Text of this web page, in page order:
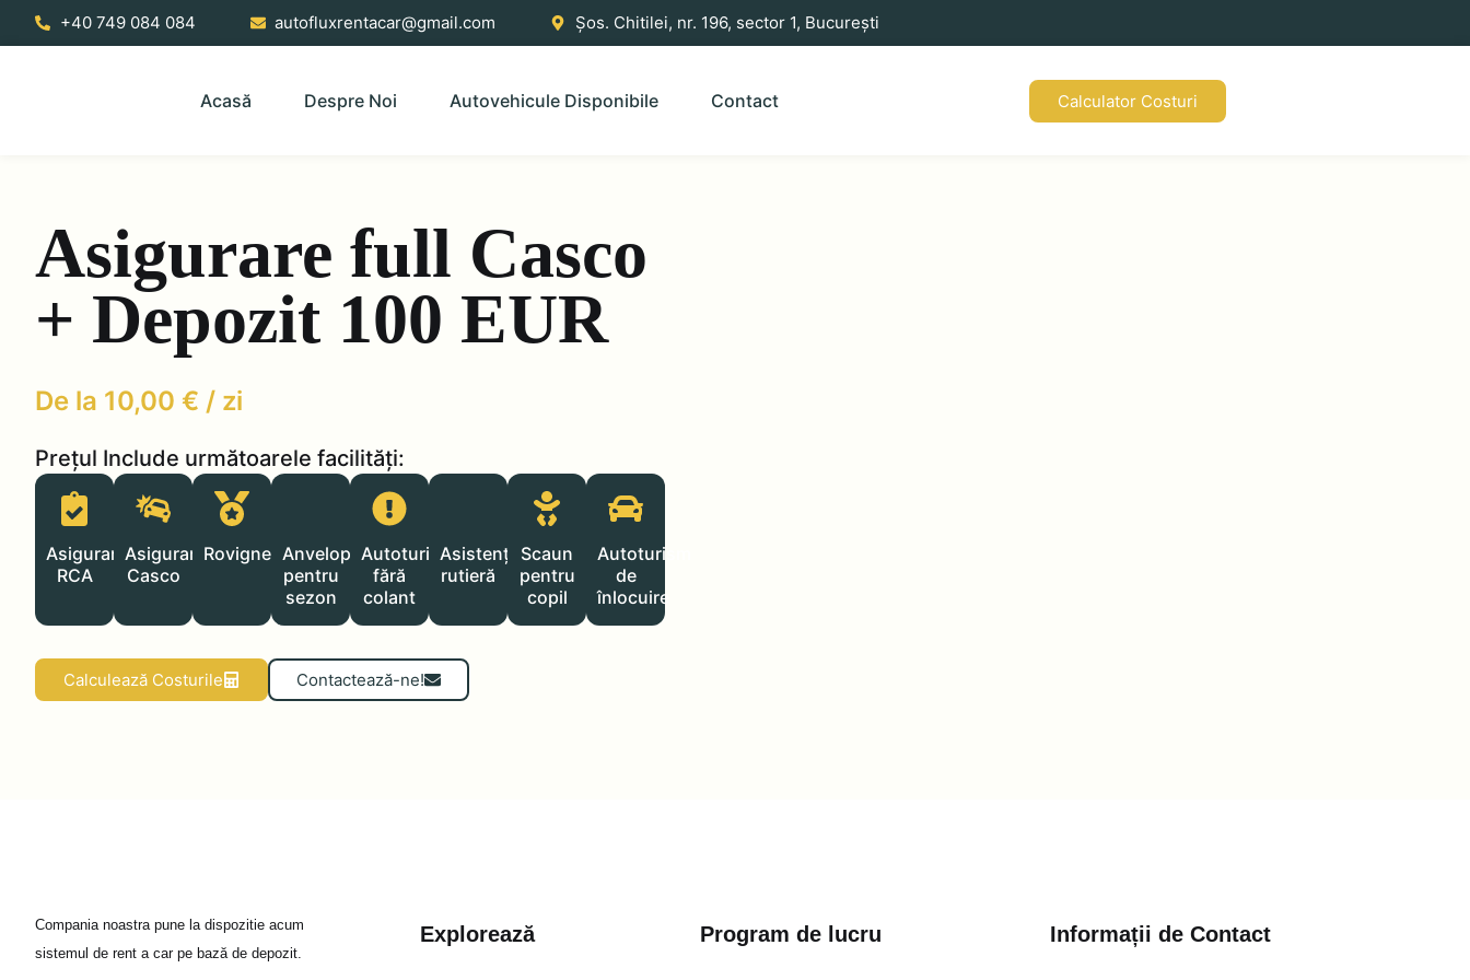
to
+40 749 084 084 autofluxrentacar@gmail.com Șos. Chitilei, nr. 196, sector 1, București
Acasă Despre Noi Autovehicule Disponibile Contact Calculator Costuri
Asigurare full Casco
+ Depozit 100 EUR
10,00 €
Prețul Include următoarele facilități:
Asigurare
RCA
Asigurare
Casco
RovignetăAnvelope
pentru
sezon
Autoturisme
fără
colant
Asistență
rutieră
Scaun
pentru
copil
Autoturism
de
înlocuire
Calculează Costurile Contactează-ne!
Compania noastra pune la dispozitie acum
sistemul de rent a car pe bază de depozit.
Explorează Program de lucru Informații de Contact